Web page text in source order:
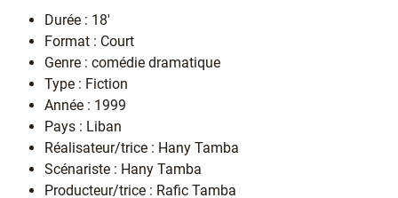
Durée : 18'
Format : Court
Genre : comédie dramatique
Type : Fiction
Année : 1999
Pays : Liban
Réalisateur/trice : Hany Tamba
Scénariste : Hany Tamba
Producteur/trice : Rafic Tamba